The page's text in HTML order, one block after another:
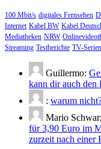
100 Mbit/s digitales Fernsehen
Internet Kabel BW Kabel
Mediatheken NRW
Streaming Testberichte TV-Serien
Guillermo:
kann dir auch den
: warum
Mario
für 3,90 Euro im
zurzeit nach einer